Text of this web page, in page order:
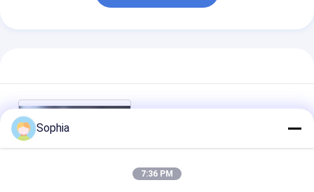
Sophia
7:36 PM